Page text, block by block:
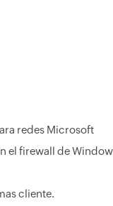
redes Microsoft
el firewall de
cliente.